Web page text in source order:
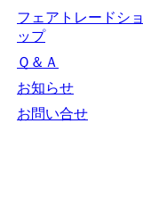
フェアトレードショ
ップ
Ｑ＆Ａ
お知らせ
お問い合せ